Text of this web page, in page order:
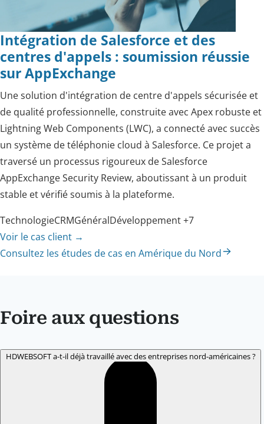
Intégration de Salesforce et des
centres d'appels : soumission réussie
sur AppExchange
Une solution d'intégration de centre d'appels sécurisée et
de qualité professionnelle, construite avec Apex robuste et
Lightning Web Components (LWC), a connecté avec succès
un système de téléphonie cloud à Salesforce. Ce projet a
traversé un processus rigoureux de Salesforce
AppExchange Security Review, aboutissant à un produit
stable et vérifié soumis à la plateforme.
TechnologieCRMGénéralDéveloppement+7
Voir le cas client →
Consultez les études de cas en Amérique du Nord
Foire aux questions
HDWEBSOFT a-t-il déjà travaillé avec des entreprises nord-américaines ?